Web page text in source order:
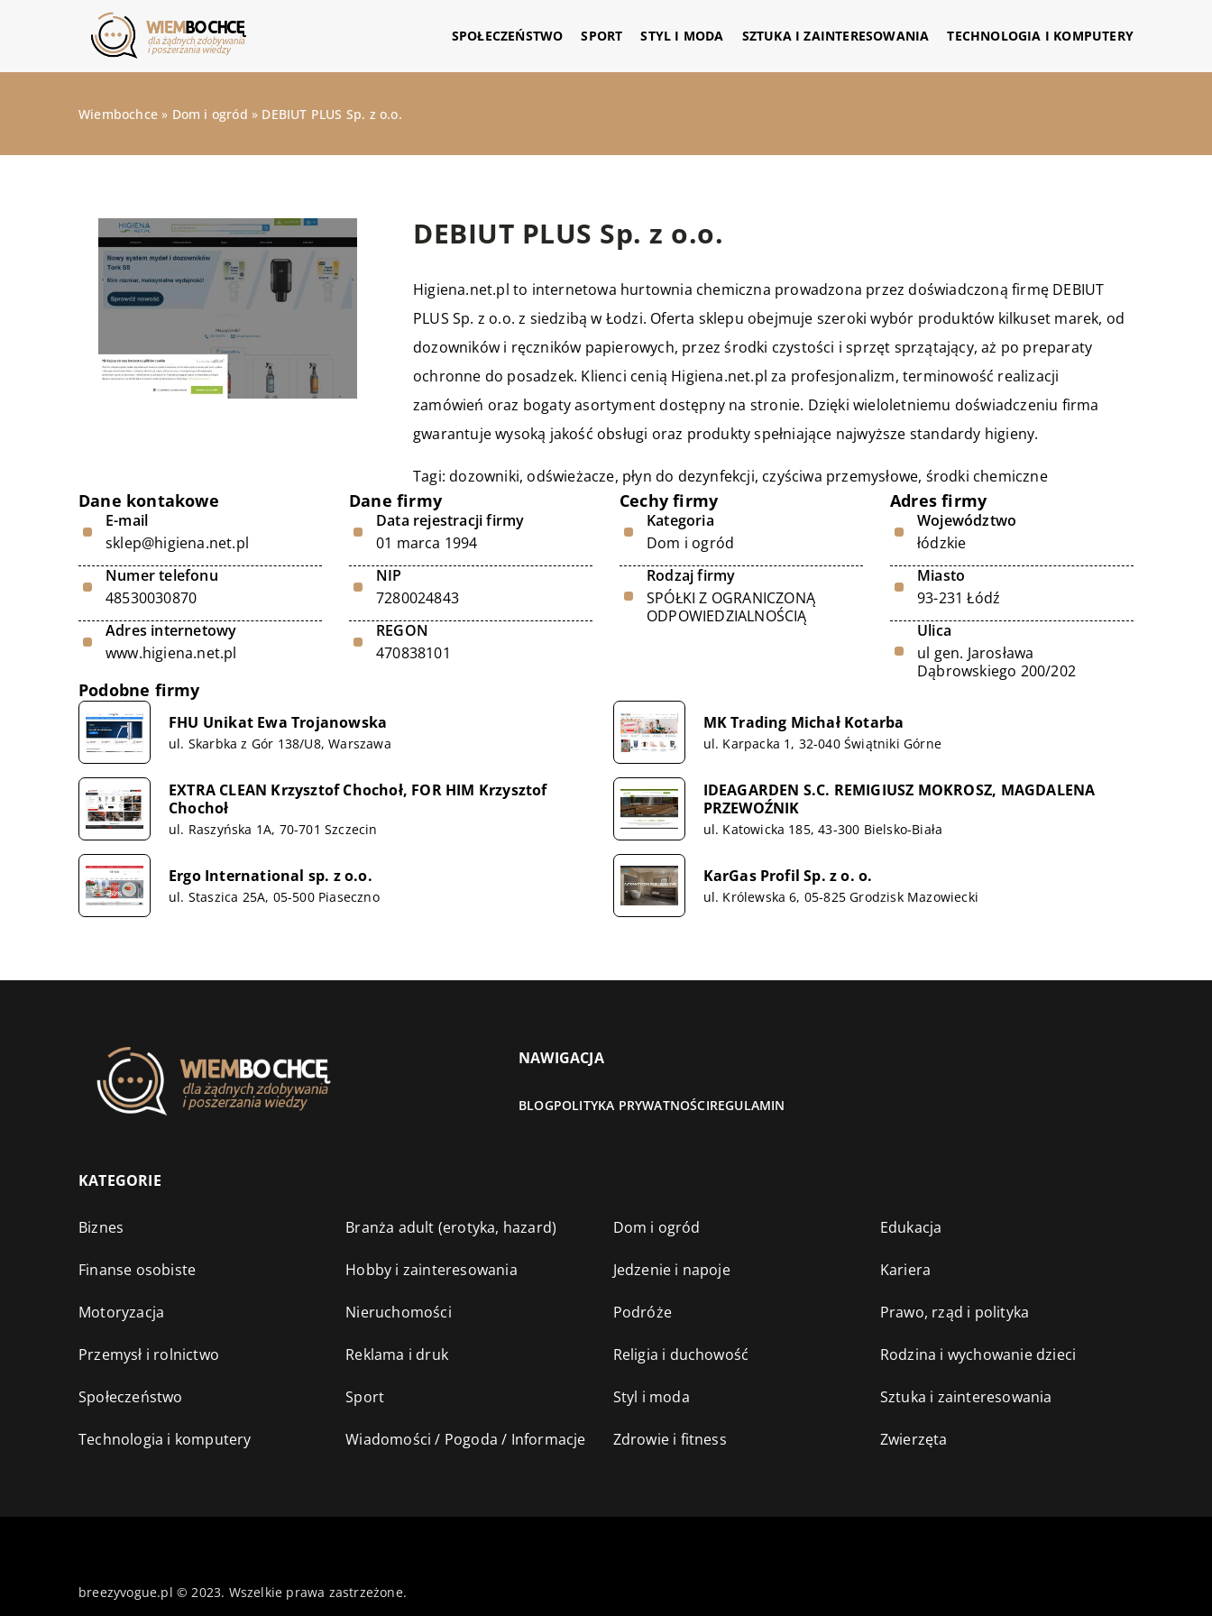
SPOŁECZEŃSTWO SPORT STYL I MODA SZTUKA I ZAINTERESOWANIA TECHNOLOGIA I KOMPUTERY
Wiembochce » Dom i ogród » DEBIUT PLUS Sp. z o.o.
DEBIUT PLUS Sp. z o.o.
Higiena.net.pl to internetowa hurtownia chemiczna prowadzona przez doświadczoną firmę DEBIUT
PLUS Sp. z o.o. z siedzibą w Łodzi. Oferta sklepu obejmuje szeroki wybór produktów kilkuset marek, od
dozowników i ręczników papierowych, przez środki czystości i sprzęt sprzątający, aż po preparaty
ochronne do posadzek. Klienci cenią Higiena.net.pl za profesjonalizm, terminowość realizacji
zamówień oraz bogaty asortyment dostępny na stronie. Dzięki wieloletniemu doświadczeniu firma
gwarantuje wysoką jakość obsługi oraz produkty spełniające najwyższe standardy higieny.
Tagi: dozowniki, odświeżacze, płyn do dezynfekcji, czyściwa przemysłowe, środki chemiczne
Dane kontakowe
E-mail
sklep@higiena.net.pl
Numer telefonu
48530030870
Adres internetowy
www.higiena.net.pl
Dane firmy
Data rejestracji firmy
01 marca 1994
NIP
7280024843
REGON
470838101
Cechy firmy
Kategoria
Dom i ogród
Rodzaj firmy
SPÓŁKI Z OGRANICZONĄ
ODPOWIEDZIALNOŚCIĄ
Adres firmy
Województwo
łódzkie
Miasto
93-231 Łódź
Ulica
ul gen. Jarosława
Dąbrowskiego 200/202
Podobne firmy
FHU Unikat Ewa Trojanowska
ul. Skarbka z Gór 138/U8, Warszawa
MK Trading Michał Kotarba
ul. Karpacka 1, 32-040 Świątniki Górne
EXTRA CLEAN Krzysztof Chochoł, FOR HIM Krzysztof
Chochoł
ul. Raszyńska 1A, 70-701 Szczecin
IDEAGARDEN S.C. REMIGIUSZ MOKROSZ, MAGDALENA
PRZEWOŹNIK
ul. Katowicka 185, 43-300 Bielsko-Biała
Ergo International sp. z o.o.
ul. Staszica 25A, 05-500 Piaseczno
KarGas Profil Sp. z o. o.
ul. Królewska 6, 05-825 Grodzisk Mazowiecki
NAWIGACJA
BLOGPOLITYKA PRYWATNOŚCIREGULAMIN
KATEGORIE
Biznes Branża adult (erotyka, hazard) Dom i ogród Edukacja
Finanse osobiste Hobby i zainteresowania Jedzenie i napoje Kariera
Motoryzacja Nieruchomości Podróże Prawo, rząd i polityka
Przemysł i rolnictwo Reklama i druk Religia i duchowość Rodzina i wychowanie dzieci
Społeczeństwo Sport Styl i moda Sztuka i zainteresowania
Technologia i komputery Wiadomości / Pogoda / Informacje Zdrowie i fitness Zwierzęta
breezyvogue.pl © 2023. Wszelkie prawa zastrzeżone.